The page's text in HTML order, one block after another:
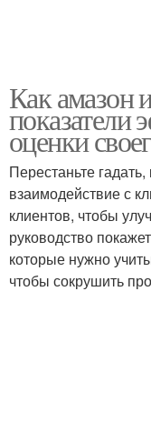
Как амазон
показатели
оценки
Перестаньте
взаимодействие с
клиентов, чтобы
руководство
которые нужно
чтобы сокрушить